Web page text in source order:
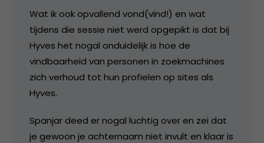
Wat ik ook opvallend vond(vind!) en wat
tijdens die sessie niet werd opgepikt is dat bij
Hyves het nogal onduidelijk is hoe de
vindbaarheid van personen in zoekmachines
zich verhoud tot hun profielen op sites als
Hyves.
Spanjar deed er nogal luchtig over en zei dat
je gewoon je achternaam niet invult en klaar is